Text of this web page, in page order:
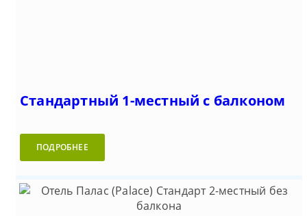
Стандартный 1-местный с балконом
ПОДРОБНЕЕ